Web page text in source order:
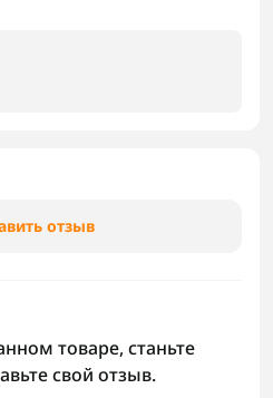
отзыв
товаре, станьте
свой отзыв.